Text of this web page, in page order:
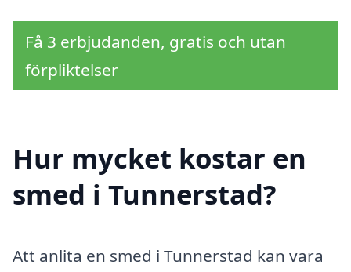
Få 3 erbjudanden, gratis och utan
förpliktelser
Hur mycket kostar en
smed i Tunnerstad?
Att anlita en smed i Tunnerstad kan vara